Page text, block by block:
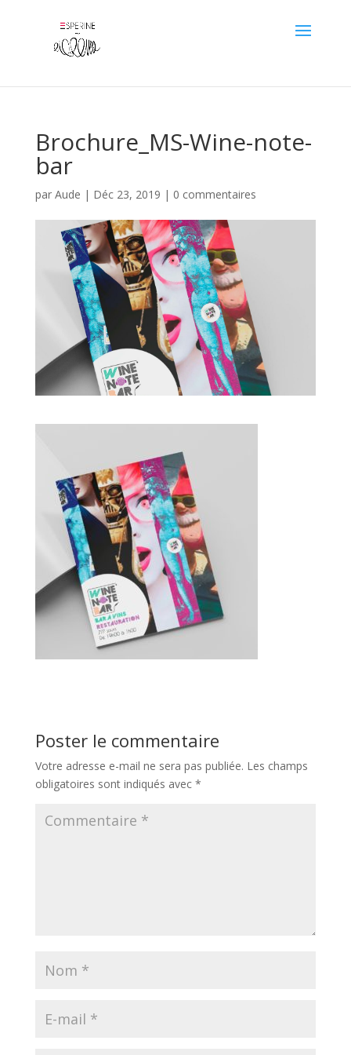
Brochure_MS-Wine-note-
bar
par Aude | Déc 23, 2019 | 0 commentaires
Poster le commentaire
Votre adresse e-mail ne sera pas publiée. Les champs
obligatoires sont indiqués avec *